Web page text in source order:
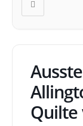
Quilte